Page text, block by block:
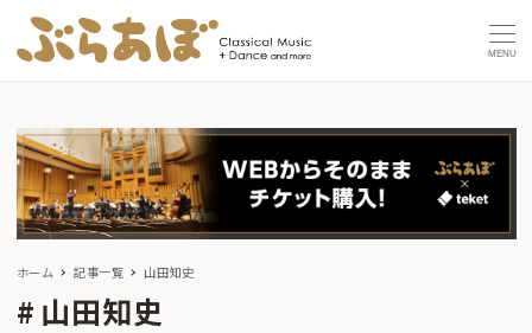
MENU
ホーム 記事一覧 山田知史
山田知史